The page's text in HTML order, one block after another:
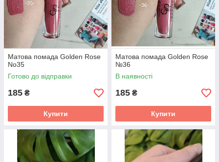
Матова помада Golden Rose
No35
Готово до відправки
185 ₴
Купити
Матова помада Golden Rose
№36
В наявності
185 ₴
Купити